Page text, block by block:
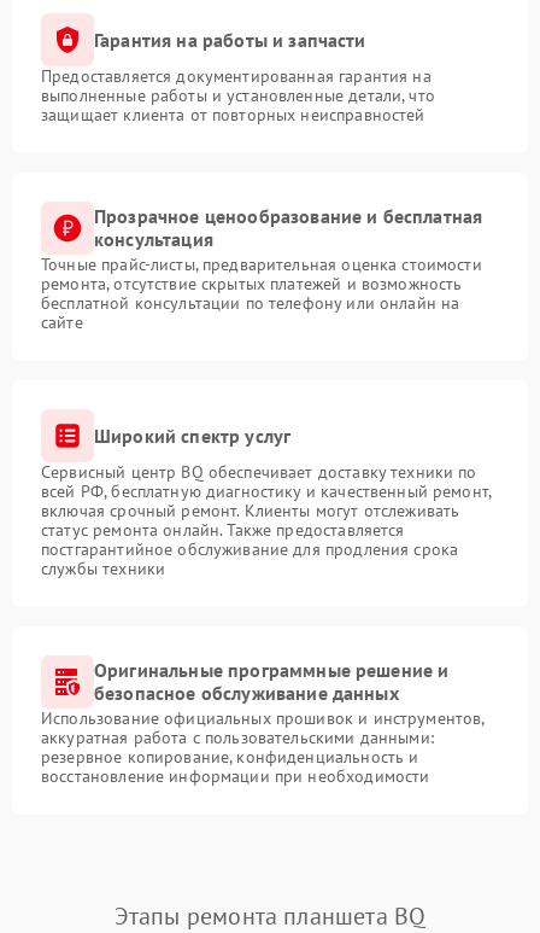
Гарантия на работы и запчасти
Предоставляется документированная гарантия на
выполненные работы и установленные детали, что
защищает клиента от повторных неисправностей
Прозрачное ценообразование и бесплатная
консультация
Точные прайс-листы, предварительная оценка стоимости
ремонта, отсутствие скрытых платежей и возможность
бесплатной консультации по телефону или онлайн на
сайте
Широкий спектр услуг
Сервисный центр BQ обеспечивает доставку техники по
всей РФ, бесплатную диагностику и качественный ремонт,
включая срочный ремонт. Клиенты могут отслеживать
статус ремонта онлайн. Также предоставляется
постгарантийное обслуживание для продления срока
службы техники
Оригинальные программные решение и
безопасное обслуживание данных
Использование официальных прошивок и инструментов,
аккуратная работа с пользовательскими данными:
резервное копирование, конфиденциальность и
восстановление информации при необходимости
Этапы ремонта планшета BQ